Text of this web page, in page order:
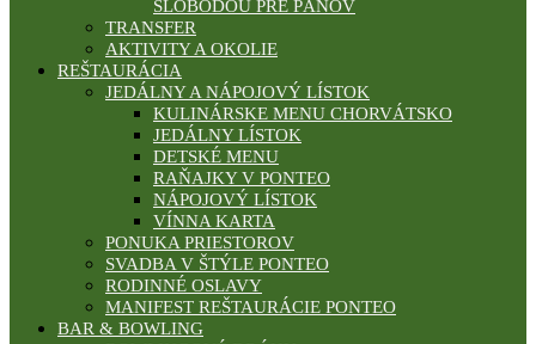
SLOBODOU PRE PÁNOV
TRANSFER
AKTIVITY A OKOLIE
REŠTAURÁCIA
JEDÁLNY A NÁPOJOVÝ LÍSTOK
KULINÁRSKE MENU CHORVÁTSKO
JEDÁLNY LÍSTOK
DETSKÉ MENU
RAŇAJKY V PONTEO
NÁPOJOVÝ LÍSTOK
VÍNNA KARTA
PONUKA PRIESTOROV
SVADBA V ŠTÝLE PONTEO
RODINNÉ OSLAVY
MANIFEST REŠTAURÁCIE PONTEO
BAR & BOWLING